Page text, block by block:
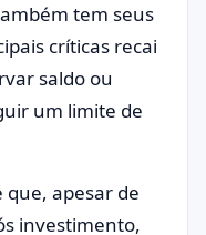
tem seus
críticas recai
saldo ou
um limite de
que, apesar de
investimento,